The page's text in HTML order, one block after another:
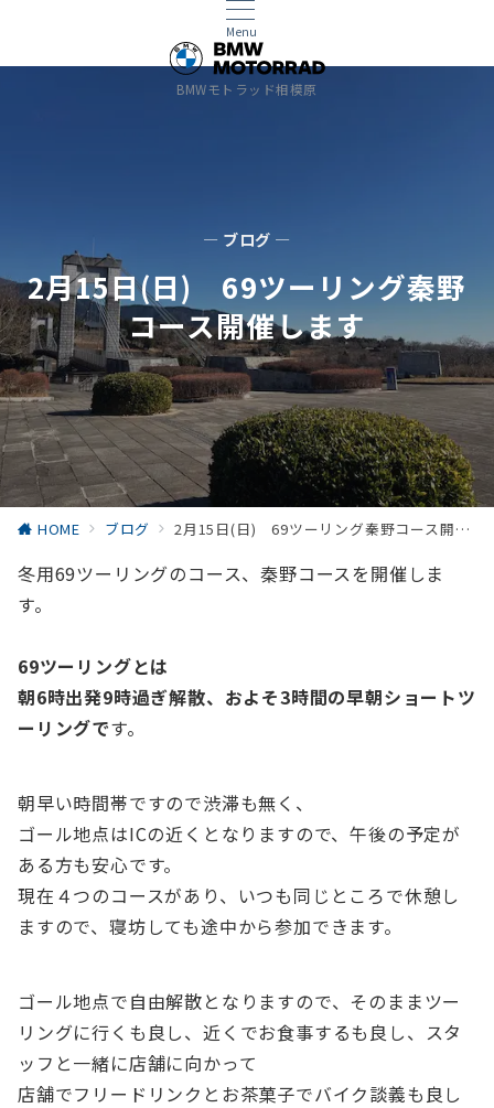
Menu
BMWモトラッド相模原
— ブログ —
2月15日(日) 69ツーリング秦野
コース開催します
HOME ブログ 2月15日(日) 69ツーリング秦野コース開催します
冬用69ツーリングのコース、秦野コースを開催しま
す。
69ツーリングとは
朝6時出発9時過ぎ解散、およそ3時間の早朝ショートツ
ーリングです。
朝早い時間帯ですので渋滞も無く、
ゴール地点はICの近くとなりますので、午後の予定が
ある方も安心です。
現在４つのコースがあり、いつも同じところで休憩し
ますので、寝坊しても途中から参加できます。
ゴール地点で自由解散となりますので、そのままツー
リングに行くも良し、近くでお食事するも良し、スタ
ッフと一緒に店舗に向かって
店舗でフリードリンクとお茶菓子でバイク談義も良し